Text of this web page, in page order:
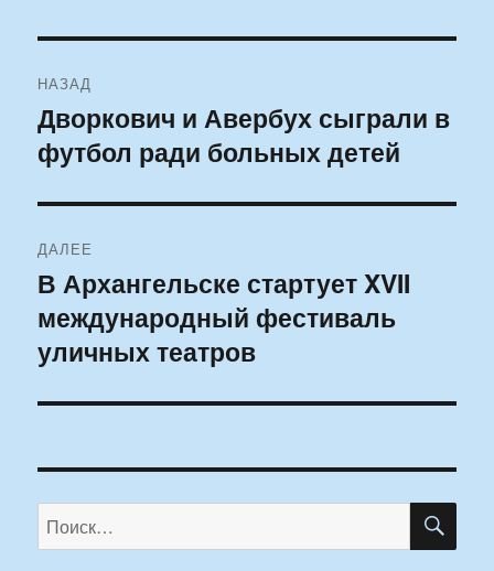
по
записям
НАЗАД
Предыдущая
запись:
Дворкович и Авербух сыграли в
футбол ради больных детей
ДАЛЕЕ
Следующая
запись:
В Архангельске стартует XVII
международный фестиваль
уличных театров
Искать: